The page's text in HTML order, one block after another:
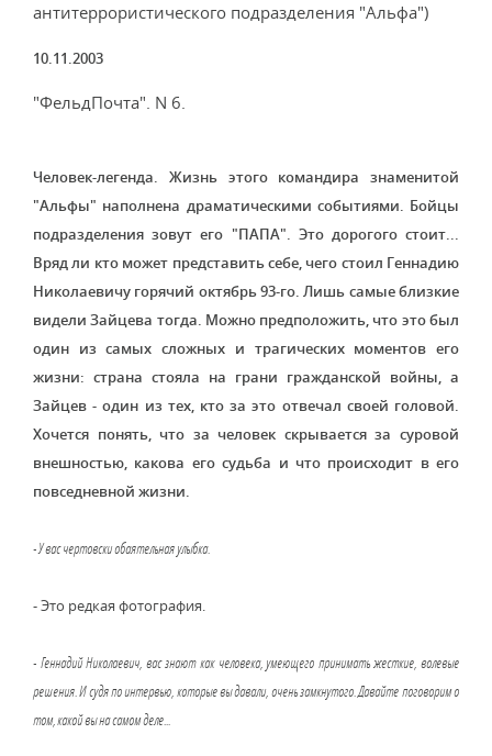
антитеррористического подразделения "Альфа")
10.11.2003
"ФельдПочта". N 6.
Человек-легенда. Жизнь этого командира знаменитой
"Альфы" наполнена драматическими событиями. Бойцы
подразделения зовут его "ПАПА". Это дорогого стоит...
Вряд ли кто может представить себе, чего стоил Геннадию
Николаевичу горячий октябрь 93-го. Лишь самые близкие
видели Зайцева тогда. Можно предположить, что это был
один из самых сложных и трагических моментов его
жизни: страна стояла на грани гражданской войны, а
Зайцев - один из тех, кто за это отвечал своей головой.
Хочется понять, что за человек скрывается за суровой
внешностью, какова его судьба и что происходит в его
повседневной жизни.
- У вас чертовски обаятельная улыбка.
- Это редкая фотография.
- Геннадий Николаевич, вас знают как человека, умеющего принимать жесткие, волевые
решения. И судя по интервью, которые вы давали, очень замкнутого. Давайте поговорим о
том, какой вы на самом деле...